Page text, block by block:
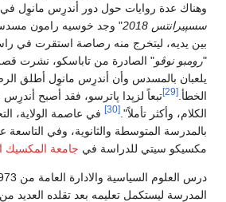
وهناك عدة روايات حول دور أندرِس مانوِل
سسپيرانتس 2018
" وجد خوسيه رامون
بين يديه، ليتخرج منه رصاصة استقرت في
"رومبو نوڤو" الصادرة من تاباسكو، نشرت
يلعبان بالمسدس وأن أندرِس مانوِل أطلق
الخطأ. [29]
تبعاً لزپدا پاترسو، فقد أصبح
الكلام، وأكثر تأملاً". [30]
في عاصمة الولاية،
بالمدرسة المتوسطة والثانوية، وفي
مكسيكو سيتي للدراسة في جامعة المكسيك
المدرسة ليستكمل تعليمه بعد تقلده